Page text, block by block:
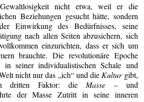
Gewaltlosigkeit nicht etwa, weil er die
Beziehungen gesucht hätte, sondern
Einwirkung des Bedürfnisses, seine
nach allen Seiten abzusichern, sich
einzurichten, dass er sich um
brauchte. Die revolutionäre Epoche
seiner individualistischen Schale und
nicht nur das „ich“ und dieKulturgibt,
dritten Faktor: dieMasse – und
der Masse Zutritt in seine inneren